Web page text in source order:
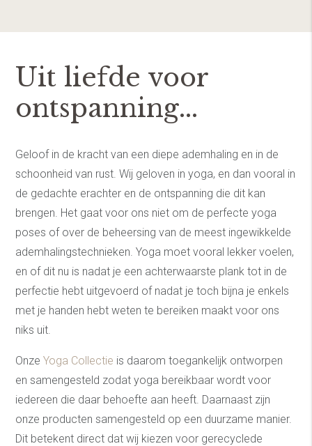
Uit liefde voor
ontspanning...
Geloof in de kracht van een diepe ademhaling en in de
schoonheid van rust. Wij geloven in yoga, en dan vooral in
de gedachte erachter en de ontspanning die dit kan
brengen. Het gaat voor ons niet om de perfecte yoga
poses of over de beheersing van de meest ingewikkelde
ademhalingstechnieken. Yoga moet vooral lekker voelen,
en of dit nu is nadat je een achterwaarste plank tot in de
perfectie hebt uitgevoerd of nadat je toch bijna je enkels
met je handen hebt weten te bereiken maakt voor ons
niks uit.
OnzeYoga Collectie is daarom toegankelijk ontworpen
en samengesteld zodat yoga bereikbaar wordt voor
iedereen die daar behoefte aan heeft. Daarnaast zijn
onze producten samengesteld op een duurzame manier.
Dit betekent direct dat wij kiezen voor gerecyclede